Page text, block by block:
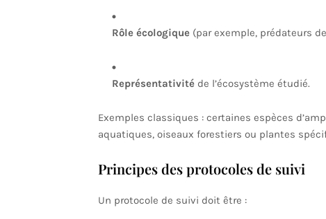
Rôle écologique(par exemple, prédateurs
Représentativitéde l’écosystème étudié.
Exemples classiques : certaines espèces
aquatiques, oiseaux forestiers ou plantes
Principes des protocoles de suivi
Un protocole de suivi doit être :